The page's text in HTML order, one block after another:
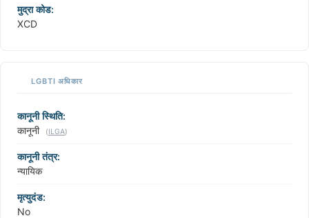
मुद्रा कोड:
XCD
LGBTI अधिकार
कानूनी स्थिति:
कानूनी
(ILGA)
कानूनी तंत्र:
न्यायिक
मृत्युदंड:
No